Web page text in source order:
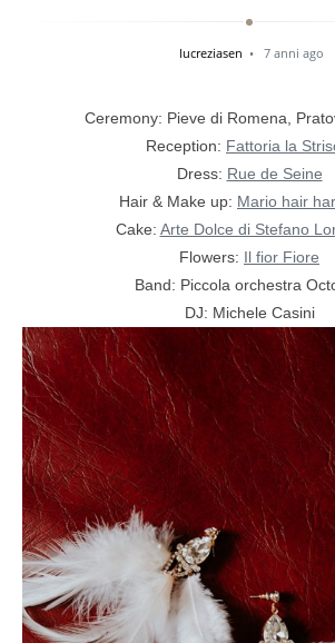
lucreziasen 7 anni ago
Ceremony: Pieve di Romena,
Reception: Fattoria la
Dress: Rue de Seine
Hair & Make up: Mario hair
Cake: Arte Dolce di Stefano
Flowers: Il fior Fiore
Band: Piccola orchestra
DJ: Michele Casini